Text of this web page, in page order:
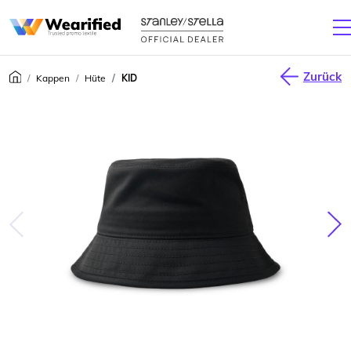
Kappen Hüte KID Zurück